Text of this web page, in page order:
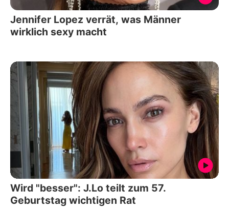
Jennifer Lopez verrät, was Männer
wirklich sexy macht
Wird "besser": J.Lo teilt zum 57.
Geburtstag wichtigen Rat